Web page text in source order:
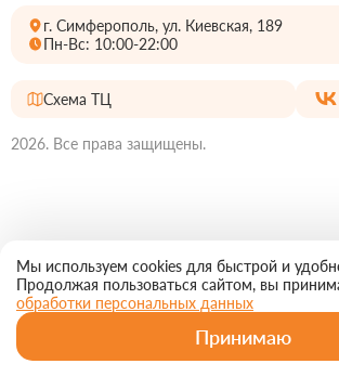
Мы используем cookies для быстрой и
Продолжая пользоваться сайтом, вы
обработки персональных данных
Принимаю
г. Симферополь, ул. Киевская, 189
Пн-Вс: 10:00-22:00
Схема ТЦ
2026. Все права защищены.